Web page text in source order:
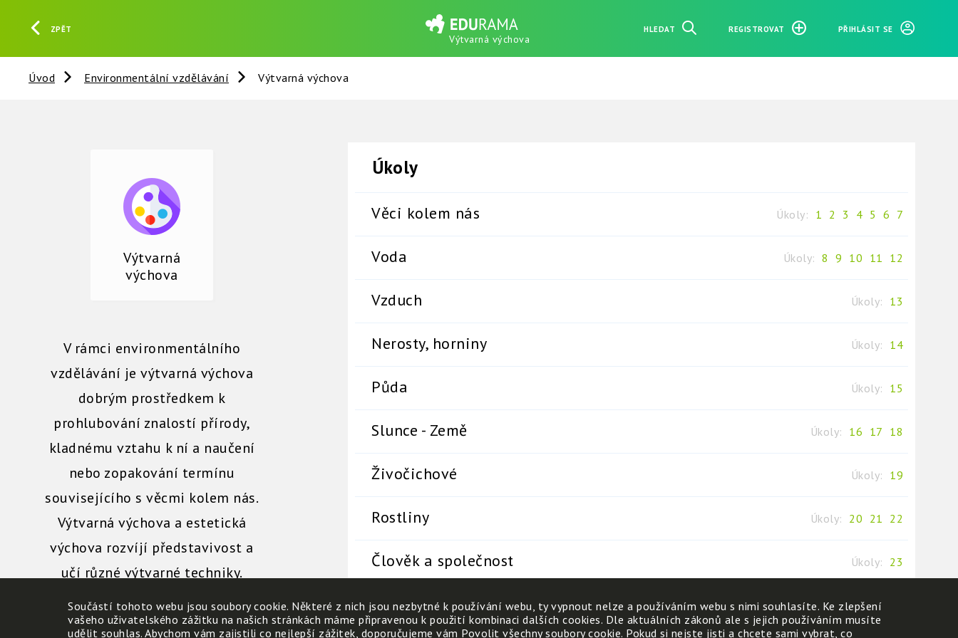
ZPĚT
Výtvarná výchova
HLEDAT REGISTROVAT PŘIHLÁSIT SE
Úvod Environmentální vzdělávání Výtvarná výchova
Výtvarná
výchova
V rámci environmentálního
vzdělávání je výtvarná výchova
dobrým prostředkem k
prohlubování znalostí přírody,
kladnému vztahu k ní a naučení
nebo zopakování termínu
souvisejícího s věcmi kolem nás.
Výtvarná výchova a estetická
výchova rozvíjí představivost a
učí různé výtvarné techniky.
Věci kolem nás Úkoly: 1 2 3 4 5 6 7
Voda Úkoly: 8 9 10 11 12
Vzduch Úkoly: 13
Nerosty, horniny Úkoly: 14
Půda Úkoly: 15
Slunce - Země Úkoly: 16 17 18
Živočichové Úkoly: 19
Rostliny Úkoly: 20 21 22
Člověk a společnost Úkoly: 23
Součástí tohoto webu jsou soubory cookie. Některé z nich jsou nezbytné k používání webu, ty vypnout nelze a používáním webu s nimi souhlasíte. Ke zlepšení
vašeho uživatelského zážitku na našich stránkách máme připravenou k použití kombinaci dalších cookies. Dle aktuálních zákonů ale s jejich používáním musíte
udělit souhlas. Abychom vám zajistili co nejlepší zážitek, doporučujeme vám Povolit všechny soubory cookie. Pokud si nejste jisti a chcete sami vybrat, co